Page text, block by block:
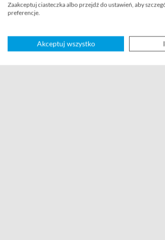
Zaakceptuj ciasteczka albo przejdź do ustawień, aby
preferencje.
Akceptuj wszystko